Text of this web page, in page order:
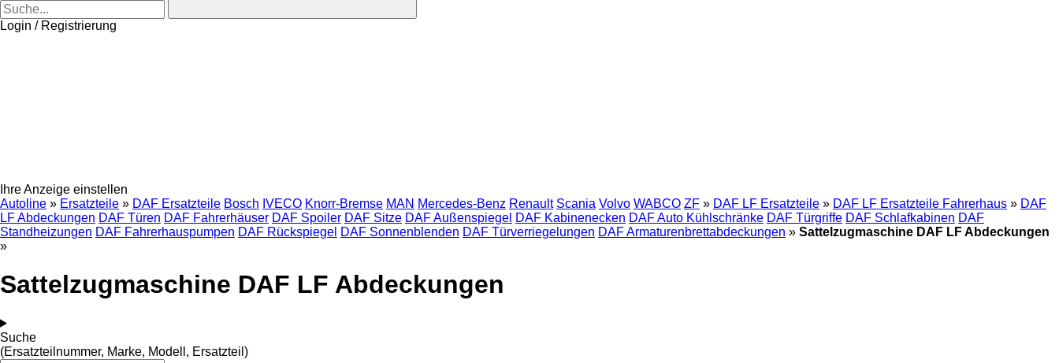
Login / Registrierung
Ihre Anzeige einstellen
Autoline » Ersatzteile » DAF Ersatzteile Bosch IVECO Knorr-Bremse MAN Mercedes-Benz Renault Scania Volvo WABCO ZF » DAF LF Ersatzteile » DAF LF Ersatzteile Fahrerhaus » DAF
LF Abdeckungen DAF Türen DAF Fahrerhäuser DAF Spoiler DAF Sitze DAF Außenspiegel DAF Kabinenecken DAF Auto Kühlschränke DAF Türgriffe DAF Schlafkabinen DAF
Standheizungen DAF Fahrerhauspumpen DAF Rückspiegel DAF Sonnenblenden DAF Türverriegelungen DAF Armaturenbrettabdeckungen » Sattelzugmaschine DAF LF Abdeckungen
»
Sattelzugmaschine DAF LF Abdeckungen
Suche
(Ersatzteilnummer, Marke, Modell, Ersatzteil)